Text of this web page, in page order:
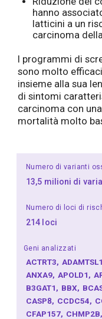
hanno
latticini a un
carcinoma
I programmi di
sono molto
insieme alla sua
di sintomi
carcinoma con
mortalità molto
Numero di varianti
13,5 milioni di
Numero di loci di
214 loci
Geni analizzati
ACTRT3
ANXA9 APOLD1
B3GAT1 BBX
CASP8 CCDC54
CFAP157 CHMP2B